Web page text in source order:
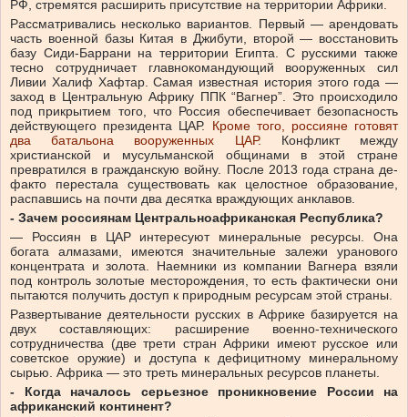
РФ, стремятся расширить присутствие на территории Африки.
Рассматривались несколько вариантов. Первый — арендовать
часть военной базы Китая в Джибути, второй — восстановить
базу Сиди-Баррани на территории Египта. С русскими также
тесно сотрудничает главнокомандующий вооруженных сил
Ливии Халиф Хафтар. Самая известная история этого года —
заход в Центральную Африку ППК “Вагнер”. Это происходило
под прикрытием того, что Россия обеспечивает безопасность
действующего президента ЦАР. Кроме того, россияне готовят
два батальона вооруженных ЦАР. Конфликт между
христианской и мусульманской общинами в этой стране
превратился в гражданскую войну. После 2013 года страна де-
факто перестала существовать как целостное образование,
распавшись на почти два десятка враждующих анклавов.
- Зачем россиянам Центральноафриканская Республика?
— Россиян в ЦАР интересуют минеральные ресурсы. Она
богата алмазами, имеются значительные залежи уранового
концентрата и золота. Наемники из компании Вагнера взяли
под контроль золотые месторождения, то есть фактически они
пытаются получить доступ к природным ресурсам этой страны.
Развертывание деятельности русских в Африке базируется на
двух составляющих: расширение военно-технического
сотрудничества (две трети стран Африки имеют русское или
советское оружие) и доступа к дефицитному минеральному
сырью. Африка — это треть минеральных ресурсов планеты.
- Когда началось серьезное проникновение России на
африканский континент?